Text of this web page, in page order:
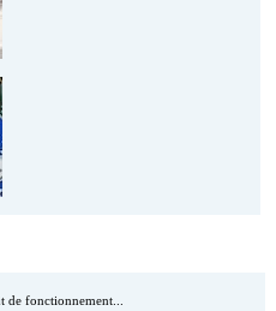
fonctionnement...